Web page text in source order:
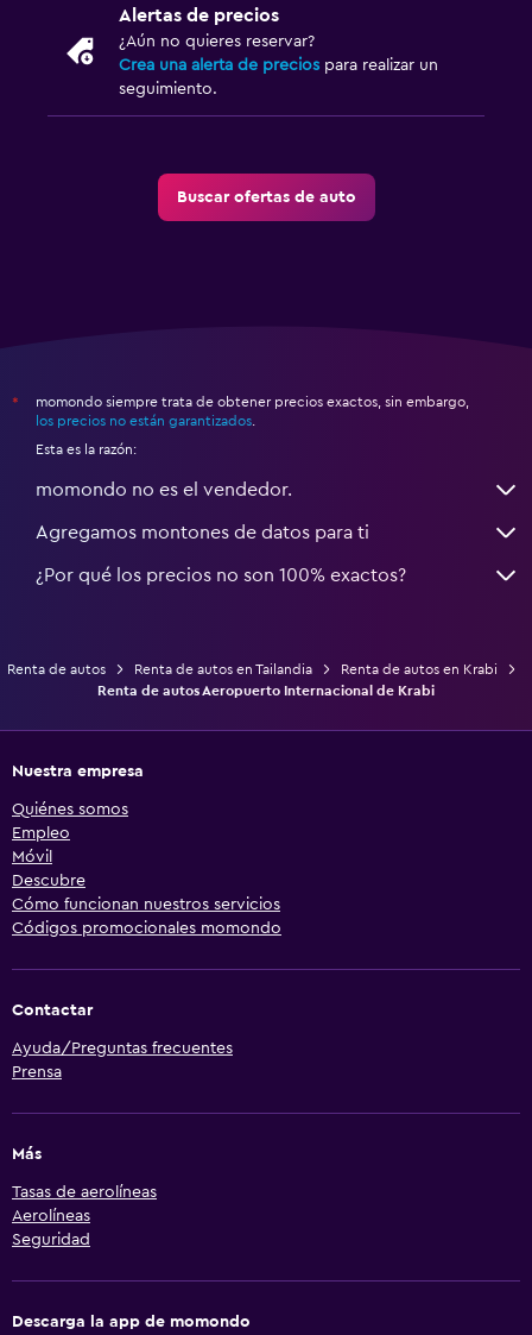
Alertas de precios
¿Aún no quieres reservar?
Crea una alerta de precios para realizar un
seguimiento.
Buscar ofertas de auto
*
momondo siempre trata de obtener precios exactos, sin embargo,
los precios no están garantizados.
Esta es la razón:
momondo no es el vendedor.
Agregamos montones de datos para ti
¿Por qué los precios no son 100% exactos?
Renta de autos Renta de autos en Tailandia
Renta de autos en Krabi
Renta de autos Aeropuerto Internacional de Krabi
Nuestra empresa
Quiénes somos
Empleo
Móvil
Descubre
Cómo funcionan nuestros servicios
Códigos promocionales momondo
Contactar
Ayuda/Preguntas frecuentes
Prensa
Más
Tasas de aerolíneas
Aerolíneas
Seguridad
Descarga la app de momondo